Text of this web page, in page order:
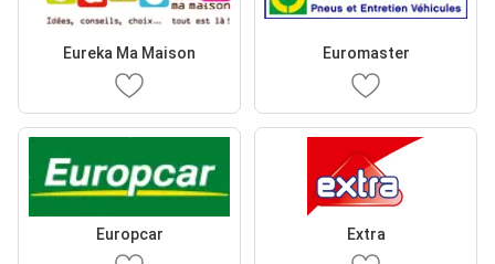
Eureka Ma Maison Euromaster
Europcar Extra